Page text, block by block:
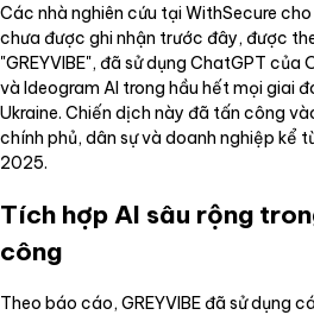
Các nhà nghiên cứu tại WithSecure
chưa được ghi nhận trước đây, được
"GREYVIBE", đã sử dụng ChatGPT của
và Ideogram AI trong hầu hết mọi giai
Ukraine. Chiến dịch này đã tấn công
chính phủ, dân sự và doanh nghiệp kể
2025.
Tích hợp AI sâu rộng
công
Theo báo cáo, GREYVIBE đã sử dụng